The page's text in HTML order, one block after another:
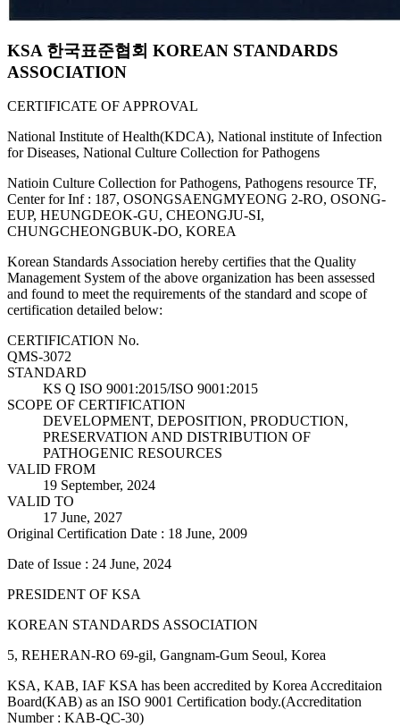
KSA 한국표준협회 KOREAN STANDARDS
ASSOCIATION
CERTIFICATE OF APPROVAL
National Institute of Health(KDCA), National institute of Infection
for Diseases, National Culture Collection for Pathogens
Natioin Culture Collection for Pathogens, Pathogens resource TF,
Center for Inf : 187, OSONGSAENGMYEONG 2-RO, OSONG-
EUP, HEUNGDEOK-GU, CHEONGJU-SI,
CHUNGCHEONGBUK-DO, KOREA
Korean Standards Association hereby certifies that the Quality
Management System of the above organization has been assessed
and found to meet the requirements of the standard and scope of
certification detailed below:
CERTIFICATION No.
QMS-3072
STANDARD
KS Q ISO 9001:2015/ISO 9001:2015
SCOPE OF CERTIFICATION
DEVELOPMENT, DEPOSITION, PRODUCTION,
PRESERVATION AND DISTRIBUTION OF
PATHOGENIC RESOURCES
VALID FROM
19 September, 2024
VALID TO
17 June, 2027
Original Certification Date : 18 June, 2009
Date of Issue : 24 June, 2024
PRESIDENT OF KSA
KOREAN STANDARDS ASSOCIATION
5, REHERAN-RO 69-gil, Gangnam-Gum Seoul, Korea
KSA, KAB, IAF KSA has been accredited by Korea Accreditaion
Board(KAB) as an ISO 9001 Certification body.(Accreditation
Number : KAB-QC-30)